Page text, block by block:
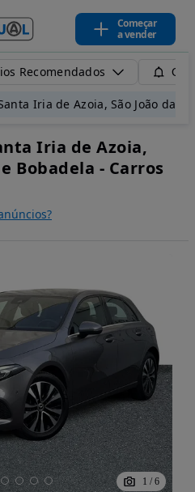
Começar
a vender
Recomendados
Iria de Azoia, São João da
Iria de Azoia,
Bobadela - Carros
1 / 6